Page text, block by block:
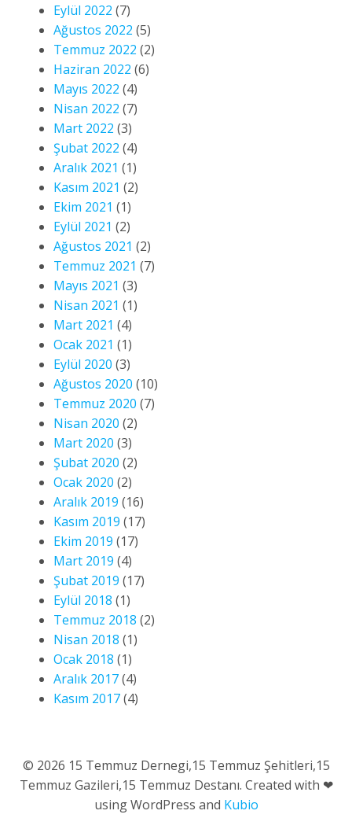
Eylül 2022 (7)
Ağustos 2022 (5)
Temmuz 2022 (2)
Haziran 2022 (6)
Mayıs 2022 (4)
Nisan 2022 (7)
Mart 2022 (3)
Şubat 2022 (4)
Aralık 2021 (1)
Kasım 2021 (2)
Ekim 2021 (1)
Eylül 2021 (2)
Ağustos 2021 (2)
Temmuz 2021 (7)
Mayıs 2021 (3)
Nisan 2021 (1)
Mart 2021 (4)
Ocak 2021 (1)
Eylül 2020 (3)
Ağustos 2020 (10)
Temmuz 2020 (7)
Nisan 2020 (2)
Mart 2020 (3)
Şubat 2020 (2)
Ocak 2020 (2)
Aralık 2019 (16)
Kasım 2019 (17)
Ekim 2019 (17)
Mart 2019 (4)
Şubat 2019 (17)
Eylül 2018 (1)
Temmuz 2018 (2)
Nisan 2018 (1)
Ocak 2018 (1)
Aralık 2017(4)
Kasım 2017(4)
© 2026 15 Temmuz Dernegi,15 Temmuz Şehitleri,15
Temmuz Gazileri,15 Temmuz Destanı. Created with ❤
using WordPress and Kubio